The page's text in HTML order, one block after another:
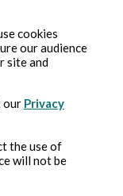
cookies
our audience
site and
our Privacy
the use of
will not be